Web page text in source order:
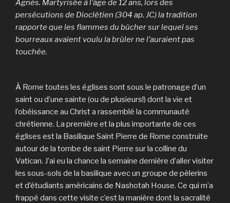
Agnès. Martyrisée à l’âge de 12 ans, lors des
persécutions de Dioclétien (304 ap. JC) la tradition
rapporte que les flammes du bûcher sur lequel ses
bourreaux avaient voulu la brûler ne l’auraient pas
touchée.
À Rome toutes les églises sont sous le patronage d’un
saint ou d’une sainte (ou de plusieurs!) dont la vie et
l’obéissance au Christ a rassemblé la communauté
chrétienne. La première et la plus importante de ces
églises est la Basilique Saint Pierre de Rome construite
autour de la tombe de saint Pierre sur la colline du
Vatican. J’ai eu la chance la semaine dernière d’aller visiter
les sous-sols de la basilique avec un groupe de pèlerins
et d’étudiants américains de Nashotah House. Ce qui m’a
frappé dans cette visite c’est la manière dont la sacralité